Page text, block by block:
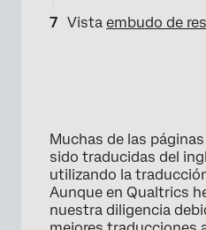
Vista embudo de
Muchas de las
sido traducidas del
utilizando la
Aunque en Qualtrics
nuestra diligencia